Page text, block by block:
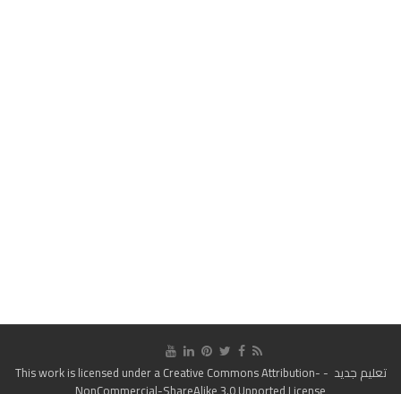
تعليم جديد - This work is licensed under a
Creative Commons Attribution-